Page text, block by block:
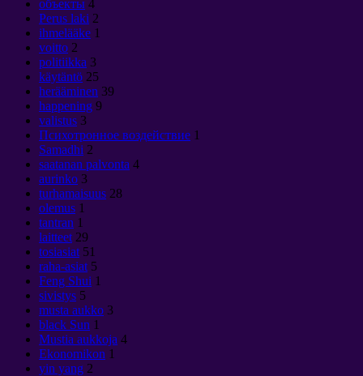
объекты 4
Perus laki 2
ihmelääke 1
voitto 2
politiikka 3
käytäntö 25
herääminen 39
happening 9
valistus 3
Психотронное воздействие 1
Samadhi 2
saatanan palvonta 4
aurinko 3
turhamaisuus 28
olemus 1
tantran 1
laitteet 29
tosiasiat 51
raha-asiat 5
Feng Shui 1
sivistys 5
musta aukko 3
black Sun 1
Mustia aukkoja 4
Ekonomikon 1
yin yang 2